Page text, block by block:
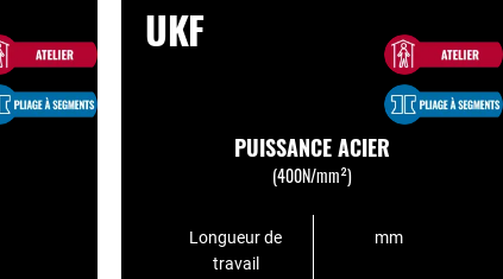
UKF
PUISSANCE ACIER
(400N/mm²)
Longueur de
travail
mm